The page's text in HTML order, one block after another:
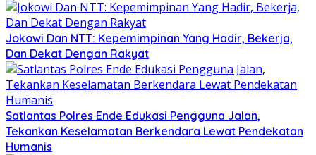
Jokowi Dan NTT: Kepemimpinan Yang Hadir, Bekerja,
Dan Dekat Dengan Rakyat
Satlantas Polres Ende Edukasi Pengguna Jalan,
Tekankan Keselamatan Berkendara Lewat Pendekatan
Humanis